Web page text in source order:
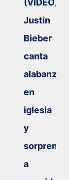
(VIDEO):
Justin
Bieber
canta
alabanza
en
iglesia
y
sorprende
a